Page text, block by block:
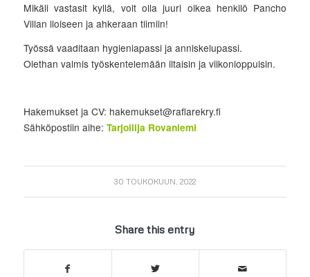
Mikäli vastasit kyllä, voit olla juuri oikea henkilö Pancho
Villan iloiseen ja ahkeraan tiimiin!
Työssä vaaditaan hygieniapassi ja anniskelupassi.
Olethan valmis työskentelemään iltaisin ja viikonloppuisin.
Hakemukset ja CV: hakemukset@raflarekry.fi
Sähköpostiin aihe: Tarjoilija Rovaniemi
30 TOUKOKUUN, 2022
Share this entry